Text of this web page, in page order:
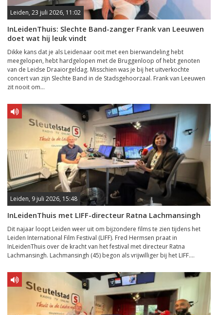
Leiden, 23 juli 2026, 11:02
InLeidenThuis: Slechte Band-zanger Frank van Leeuwen
doet wat hij leuk vindt
Dikke kans dat je als Leidenaar ooit met een bierwandeling hebt
meegelopen, hebt hardgelopen met de Bruggenloop of hebt genoten
van de Leidse Draaiorgeldag. Misschien was je bij het uitverkochte
concert van zijn Slechte Band in de Stadsgehoorzaal. Frank van Leeuwen
zit nooit om...
Leiden, 9 juli 2026, 15:48
InLeidenThuis met LIFF-directeur Ratna Lachmansingh
Dit najaar loopt Leiden weer uit om bijzondere films te zien tijdens het
Leiden International Film Festival (LIFF). Fred Hermsen praat in
InLeidenThuis over de kracht van het festival met directeur Ratna
Lachmansingh. Lachmansingh (45) begon als vrijwilliger bij het LIFF....